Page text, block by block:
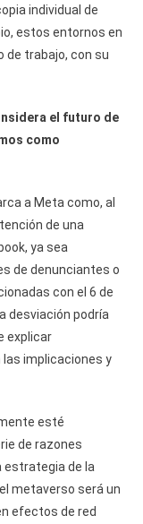
individual de
estos entornos en
de trabajo, con su
el futuro de
como
a Meta como, al
de una
ya sea
de denunciantes o
con el 6 de
desviación podría
explicar
implicaciones y
esté
de razones
estrategia de la
metaverso será un
efectos de red